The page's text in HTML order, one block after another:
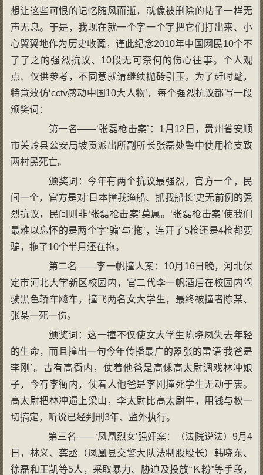
想让这些可恨的记忆随风而逝，就像被删除的帖子一样无
声无息。于是，我现在就一个字一个字把它们打出来、小
心翼翼地作为历史收藏，谨此纪念2010年中国网民10个不
了了之的强烈抗议、10段无可奈何的伤心往事。个人观
点、仅供参考，不同意就请继续抛砖引玉。为了赶时髦，
特意效仿‘cctv感动中国10大人物’，每个强烈抗议都写一段
颁奖词：
第一名——‘张磊枪击案’：1月12日，贵州省安顺
市关岭县公安局坡贡派出所副所长张磊处警中使用枪支致
两村民死亡。
颁奖词：今年有两个抗议最强烈，官方一个，民
间一个，官方是对‘日本撞我渔船、抓我船长’史无前例的强
烈抗议，民间则非‘张磊枪击案’莫属。‘张磊枪击案’使我们
最难以忘怀的是两个字‘骗’与‘拖’，连开了5枪还是4枪都要
骗，拖了10个半月还在拖。
第二名——李一帆撞人案：10月16日晚，河北保
定市河北大学新区校园内，官二代李一帆酒后在校园内驾
驶黑色轿车飚车，撞飞两名女大学生，最终被撞者陈某、
张某一死一伤。
颁奖词：这一撞不仅使女大学生陈晓凤失去年轻
的生命，而且撞出一句今年传播最广的嚣张的雷语‘我爸是
李刚’。古有高衙内，仗着他爸是高俅高太尉调戏林冲娘
子，今有李衙内，仗着人他爸是李刚撞死学生无动于衷。
高太尉把林冲逼上梁山，李太尉比高太尉牛，用钱与权一
切搞定，听说已经判刑3年、监外执行。
第三名——‘凤凰烈女’强奸案：（法院说法）9月4
日，林义、龚丞（凤凰县交警大队法制股股长）韩晓东、
徐磊和王凯等5人，采取暴力、胁迫及投放“Ｋ粉”等手段，